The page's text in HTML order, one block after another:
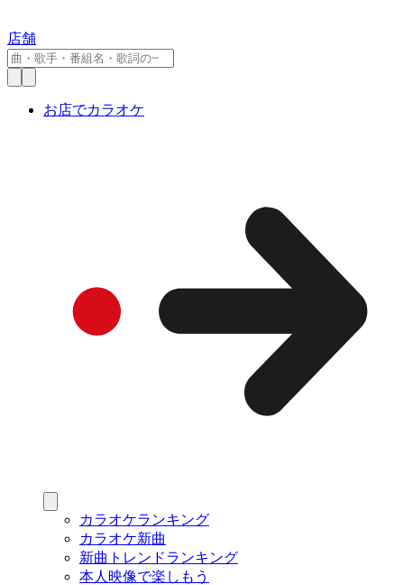
店舗
お店でカラオケ
カラオケランキング
カラオケ新曲
新曲トレンドランキング
本人映像で楽しもう